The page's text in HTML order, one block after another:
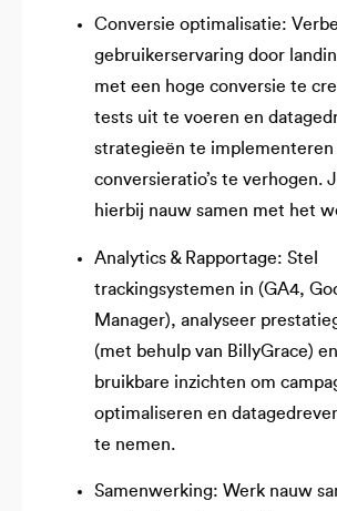
Conversie optimalisatie:
gebruikerservaring door
met een hoge conversie te
tests uit te voeren en
strategieën te implementeren
conversieratio’s te verhogen.
hierbij nauw samen met het
Analytics & Rapportage: Stel
trackingsystemen in (GA4,
Manager), analyseer
(met behulp van BillyGrace)
bruikbare inzichten om
optimaliseren en
te nemen.
Samenwerking: Werk nauw